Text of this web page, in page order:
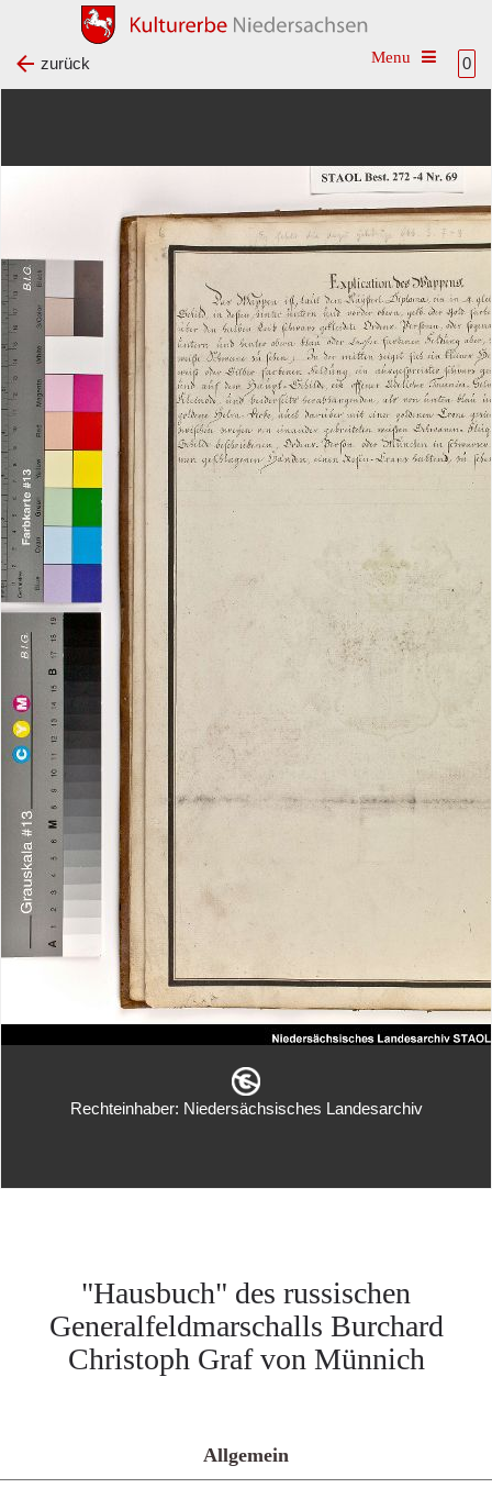
0
Toggle
zurück
Rechteinhaber: Niedersächsisches Landesarchiv
"Hausbuch" des russischen
Generalfeldmarschalls Burchard
Christoph Graf von Münnich
Allgemein